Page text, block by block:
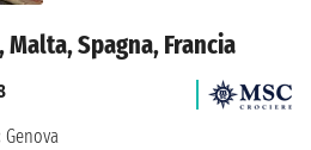
Spagna, Francia
Genova